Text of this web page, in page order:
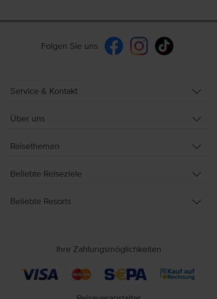
Folgen Sie uns
Service & Kontakt
Über uns
Reisethemen
Beliebte Reiseziele
Beliebte Resorts
Ihre Zahlungsmöglichkeiten